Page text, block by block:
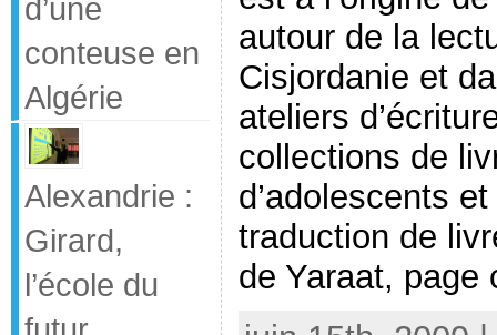
d’une
conteuse en
Algérie
Alexandrie :
Girard,
l’école du
autour de la
Cisjordanie et
ateliers
collections de
d’adolescents
traduction de
de Yaraat, page